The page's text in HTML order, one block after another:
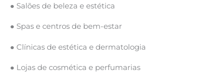
● Salões de beleza e estética
● Spas e centros de bem-estar
● Clínicas de estética e dermatologia
● Lojas de cosmética e perfumarias